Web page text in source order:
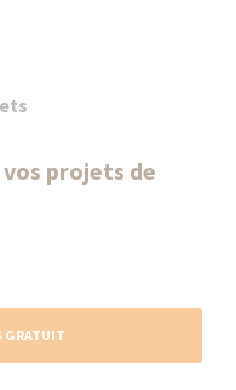
projets de
GRATUIT